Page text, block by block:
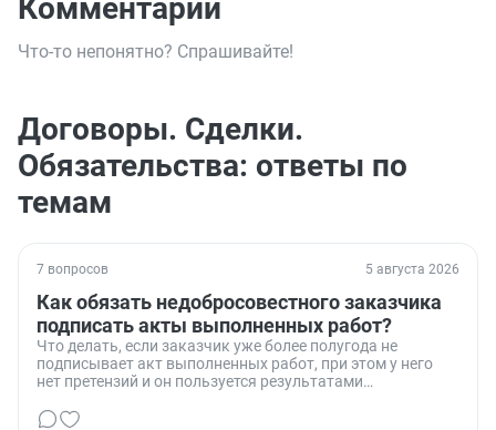
Комментарии
Что-то непонятно? Спрашивайте!
Договоры. Сделки.
Обязательства: ответы по
темам
7 вопросов 5 августа 2026
Как обязать недобросовестного заказчика
подписать акты выполненных работ?
Что делать, если заказчик уже более полугода не
подписывает акт выполненных работ, при этом у него
нет претензий и он пользуется результатами